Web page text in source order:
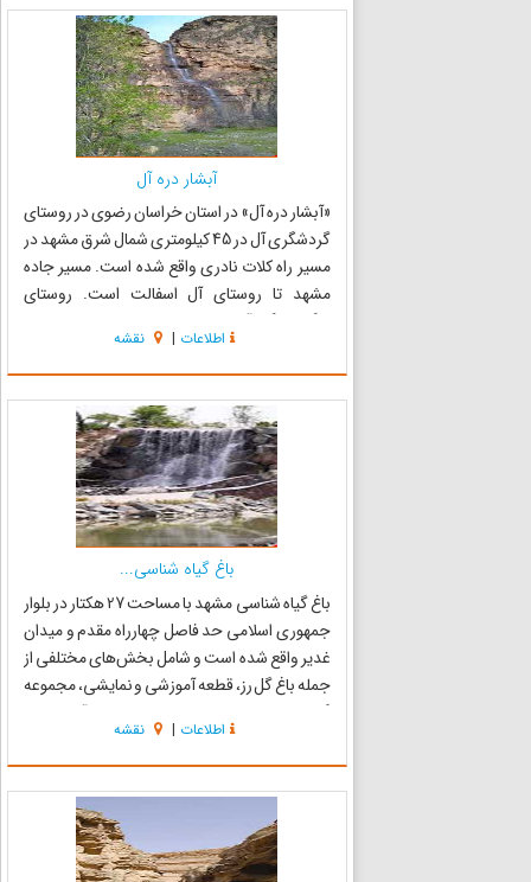
آبشار دره آل
«آبشار دره آل» در استان خراسان رضوی در روستای
گردشگری آل در 45 کیلومتری شمال شرق مشهد در
مسیر راه کلات نادری واقع شده است. مسیر جاده
مشهد تا روستای آل اسفالت است. روستای
جاده کلات و دره‌ای به نام کارده واقع شده است در
نزدیکی این روستا سد نسبتا...
اطلاعات | نقشه
باغ گیاه شناسی...
باغ گیاه شناسی مشهد با مساحت 27 هکتار در بلوار
جمهوری اسلامی حد فاصل چهارراه مقدم و میدان
غدیر واقع شده است و شامل بخش‌های مختلفی از
جمله باغ گل رز، قطعه آموزشی و نمایشی، مجموعه
گیاهی منطقه رویشی ایران، مجموعه آربراتوم و
سیستماتیک گیاهی ، باغ میوه‌های بومی ایران،
مجموعه گیاهی سوزنی برگ...
اطلاعات | نقشه